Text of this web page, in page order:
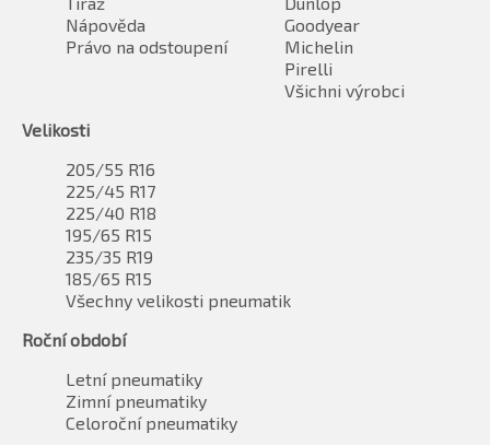
Nápověda
Právo na odstoupení
Goodyear
Michelin
Pirelli
Všichni výrobci
Velikosti
205/55 R16
225/45 R17
225/40 R18
195/65 R15
235/35 R19
185/65 R15
Všechny velikosti pneumatik
Roční období
Letní pneumatiky
Zimní pneumatiky
Celoroční pneumatiky